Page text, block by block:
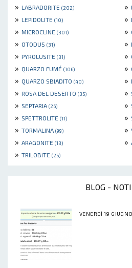
» LABRADORITE (202) »
» LEPIDOLITE (10) »
» MICROCLINE (301) »
» OTODUS (31) »
» PYROLUSITE (31) »
» QUARZO FUMÉ (106) »
» QUARZO SBIADITO (40) »
» ROSA DEL DESERTO (35) »
» SEPTARIA (26) »
» SPETTROLITE (11) »
» TORMALINA (99) »
» ARAGONITE (13) »
» TRILOBITE (25)
BLOG -
VENERDÌ 19